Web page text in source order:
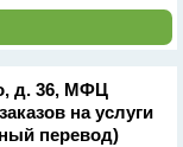
д. 36, МФЦ
на услуги
перевод)